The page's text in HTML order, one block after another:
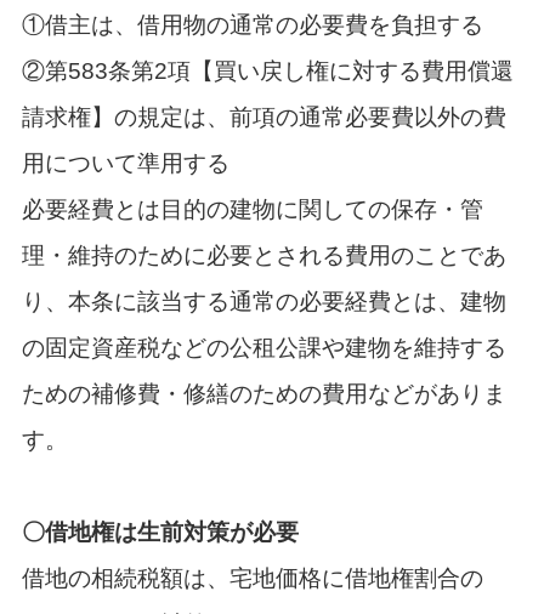
①借主は、借用物の通常の必要費を負担する
②第583条第2項【買い戻し権に対する費用償還
請求権】の規定は、前項の通常必要費以外の費
用について準用する
必要経費とは目的の建物に関しての保存・管
理・維持のために必要とされる費用のことであ
り、本条に該当する通常の必要経費とは、建物
の固定資産税などの公租公課や建物を維持する
ための補修費・修繕のための費用などがありま
す。
〇借地権は生前対策が必要
借地の相続税額は、宅地価格に借地権割合の